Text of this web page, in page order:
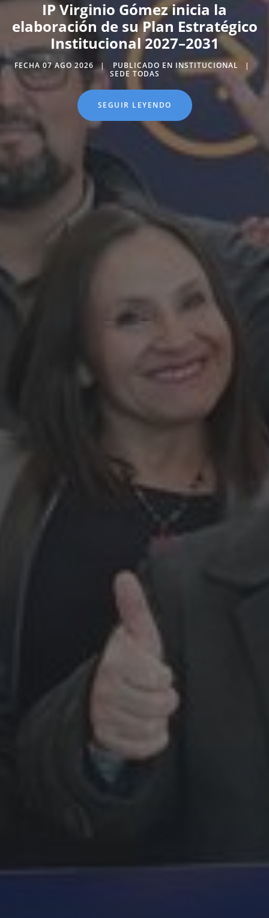
IP Virginio Gómez inicia la
elaboración de su Plan Estratégico
Institucional 2027–2031
FECHA 07 AGO 2026
PUBLICADO EN INSTITUCIONAL
SEDE TODAS
SEGUIR LEYENDO